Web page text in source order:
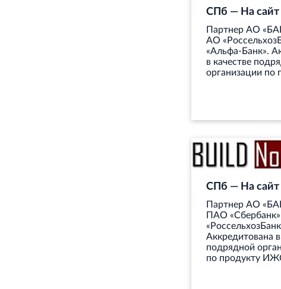
СПб — На сайт
Партнер АО
АО
«Альфа-Банк».
в качестве
организации
СПб — На сайт
Партнер АО
ПАО
Аккредитована в
подрядной
по продукту